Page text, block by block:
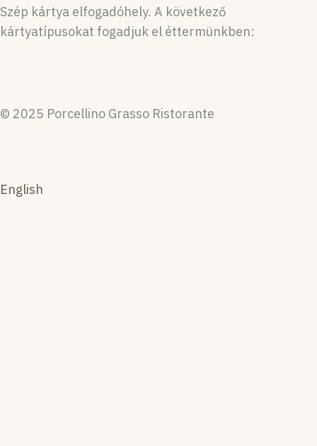
Szép kártya elfogadóhely. A következő
kártyatípusokat fogadjuk el éttermünkben:
© 2025 Porcellino Grasso Ristorante
English